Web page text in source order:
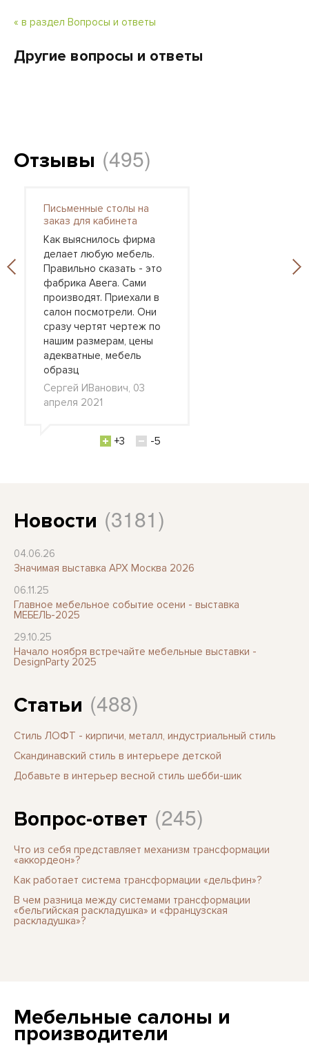
« в раздел Вопросы и ответы
Другие вопросы и ответы
Отзывы (495)
Письменные столы на
заказ для кабинета
Как выяснилось фирма
делает любую мебель.
Правильно сказать - это
фабрика Авега. Сами
производят. Приехали в
салон посмотрели. Они
сразу чертят чертеж по
нашим размерам, цены
адекватные, мебель
образц
Сергей ИВанович, 03
апреля 2021
+3 -5
Новости (3181)
04.06.26
Значимая выставка АРХ Москва 2026
06.11.25
Главное мебельное событие осени - выставка
МЕБЕЛЬ-2025
29.10.25
Начало ноября встречайте мебельные выставки -
DesignParty 2025
Статьи (488)
Стиль ЛОФТ - кирпичи, металл, индустриальный стиль
Скандинавский стиль в интерьере детской
Добавьте в интерьер весной стиль шебби-шик
Вопрос-ответ (245)
Что из себя представляет механизм трансформации
«аккордеон»?
Как работает система трансформации «дельфин»?
В чем разница между системами трансформации
«бельгийская раскладушка» и «французская
раскладушка»?
Мебельные салоны и
производители